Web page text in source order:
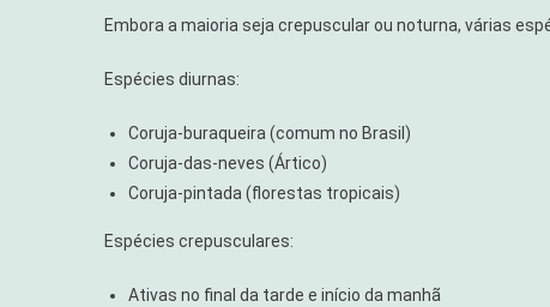
Embora a maioria seja crepuscular ou noturna, várias
Espécies diurnas:
Coruja-buraqueira (comum no Brasil)
Coruja-das-neves (Ártico)
Coruja-pintada (florestas tropicais)
Espécies crepusculares:
Ativas no final da tarde e início da manhã